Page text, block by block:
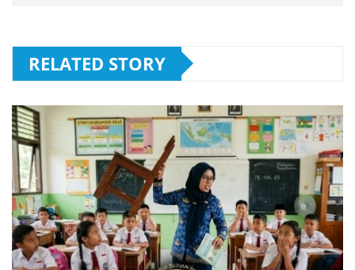
RELATED STORY